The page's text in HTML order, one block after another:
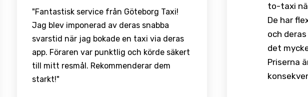
"Fantastisk service från Göteborg Taxi!
Jag blev imponerad av deras snabba
svarstid när jag bokade en taxi via deras
app. Föraren var punktlig och körde säkert
till mitt resmål. Rekommenderar dem
starkt!"
to-taxi
De har
och
det
Priserna